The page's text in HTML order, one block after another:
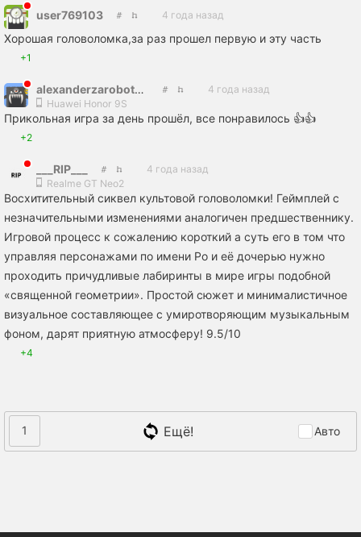
user769103 4 года назад
Хорошая головоломка,за раз прошел первую и эту часть
+1
alexanderzarobotkov
4 года назад
Huawei Honor 9S
Прикольная игра за день прошёл, все понравилось 👍👍
+2
___RIP___
4 года назад
Realme GT Neo2
Восхитительный сиквел культовой головоломки! Геймплей с
незначительными изменениями аналогичен предшественнику.
Игровой процесс к сожалению короткий а суть его в том что
управляя персонажами по имени Ро и её дочерью нужно
проходить причудливые лабиринты в мире игры подобной
«священной геометрии». Простой сюжет и минималистичное
визуальное составляющее с умиротворяющим музыкальным
фоном, дарят приятную атмосферу! 9.5/10
+4
1 Ещё! Авто